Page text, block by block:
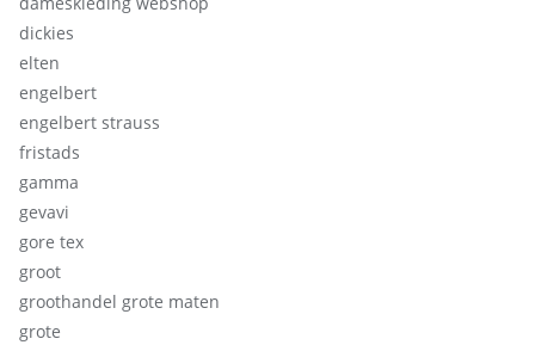
dickies
elten
engelbert
engelbert strauss
fristads
gamma
gevavi
gore tex
groot
groothandel grote maten
grote